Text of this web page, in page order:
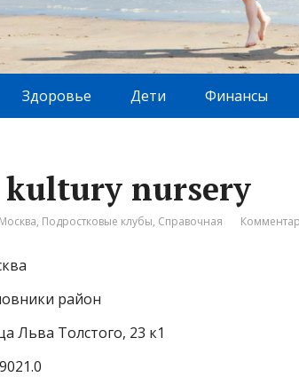
Здоровье Дети Финансы
kultury nursery
Москва, Подростковые клубы, Справочная
район
Льва Толстого, 23 к1